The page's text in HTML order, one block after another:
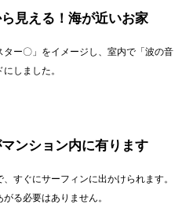
見える！海が近いお家
ー〇」をイメージし、室内で「波の音
しました。
ンション内に有ります
すぐにサーフィンに出かけられます。
る必要はありません。